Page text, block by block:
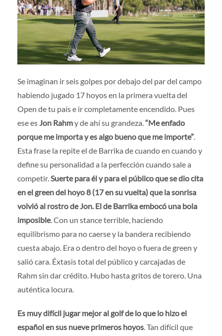
Prensa | Voluntarios | Colaboradores | Contacto
ES
Se imaginan ir seis golpes por debajo del par del campo
habiendo jugado 17 hoyos en la primera vuelta del
Open de tu país e ir completamente encendido. Pues
ese es Jon Rahmy de ahí su grandeza. “Me enfado
porque me importa y es algo bueno que me importe”
Esta frase la repite el de Barrika de cuando en cuando y
define su personalidad a la perfección cuando sale a
competir. Suerte para él y para el público que se dio cita
en el green del hoyo 8 (17 en su vuelta) que la sonrisa
volvió al rostro de Jon. El de Barrika embocó una bola
imposible. Con un stance terrible, haciendo
equilibrismo para no caerse y la bandera recibiendo
cuesta abajo. Era o dentro del hoyo o fuera de green y
salió cara. Éxtasis total del público y carcajadas de
Rahm sin dar crédito. Hubo hasta gritos de torero. Una
auténtica locura.
Es muy difícil jugar mejor al golf de lo que lo hizo el
español en sus nueve primeros hoyos . Tan difícil que